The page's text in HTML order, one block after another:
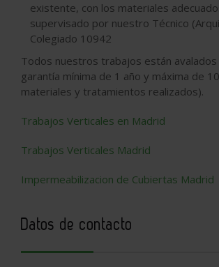
existente, con los materiales
supervisado por nuestro Técnico
Colegiado 10942
Todos nuestros trabajos están avalados
garantía mínima de 1 año y máxima de
materiales y tratamientos realizados).
Trabajos Verticales en Madrid
Trabajos Verticales Madrid
Impermeabilizacion de Cubiertas Madrid
Datos de contacto